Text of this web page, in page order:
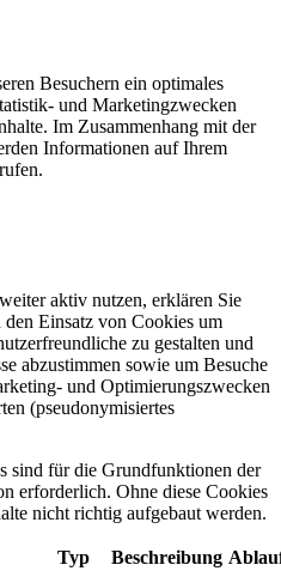
Besuchern ein optimales
und Marketingzwecken
Im Zusammenhang mit der
Informationen auf Ihrem
aktiv nutzen, erklären Sie
Einsatz von Cookies um
zu gestalten und
abzustimmen sowie um Besuche
und Optimierungszwecken
(pseudonymisiertes
sind für die Grundfunktionen der
erforderlich. Ohne diese Cookies
nicht richtig aufgebaut werden.
Typ Beschreibung